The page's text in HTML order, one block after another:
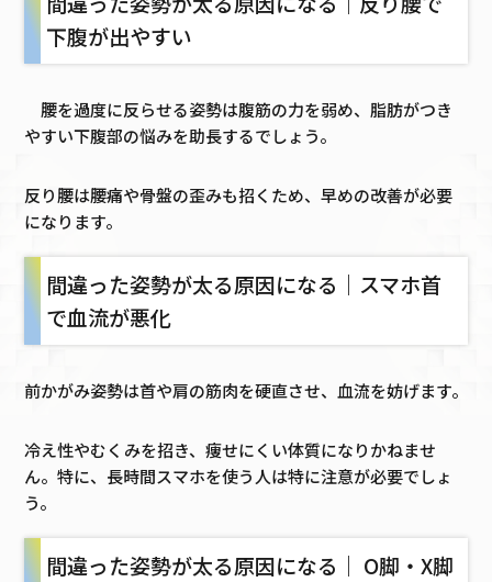
下腹が出やすい
腰を過度に反らせる姿勢は腹筋の力を弱め、脂肪がつき
やすい下腹部の悩みを助長するでしょう。
反り腰は腰痛や骨盤の歪みも招くため、早めの改善が必要
になります。
間違った姿勢が太る原因になる｜スマホ首
で血流が悪化
前かがみ姿勢は首や肩の筋肉を硬直させ、血流を妨げます。
冷え性やむくみを招き、痩せにくい体質になりかねませ
ん。特に、長時間スマホを使う人は特に注意が必要でしょ
う。
間違った姿勢が太る原因になる｜ O脚・X脚